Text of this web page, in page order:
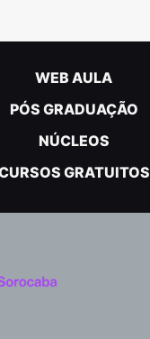
WEB AULA
PÓS GRADUAÇÃO
NÚCLEOS
GRATUITOS